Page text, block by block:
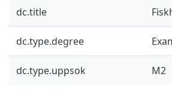
dc.title
dc.type.degree
dc.type.uppsok M2